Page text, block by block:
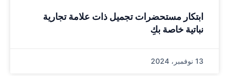
ابتكار مستحضرات تجميل ذات علامة تجارية
نباتية خاصة بكِ
13 نوفمبر، 2024